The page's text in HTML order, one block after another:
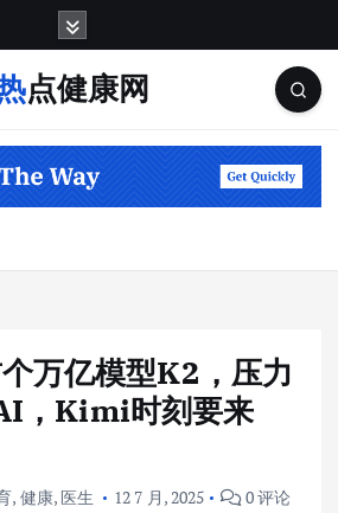
热点健康网
万亿模型K2，压力
，Kimi时刻要来
, 健康, 医生 12 7 月, 2025 0 评论